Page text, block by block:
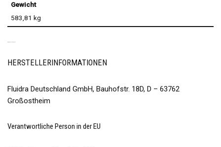
Gewicht
583,81 kg
HERSTELLERINFORMATIONEN
Fluidra Deutschland GmbH, Bauhofstr. 18D, D – 63762
Großostheim
Verantwortliche Person in der EU